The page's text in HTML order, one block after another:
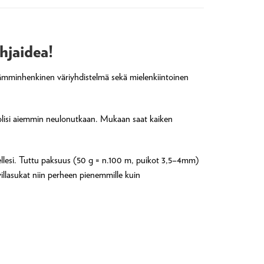
väriyhdistelmä sekä mielenkiintoinen
aiemmin neulonutkaan. Mukaan saat kaiken
Tuttu paksuus (50 g = n.100 m, puikot 3,5–4mm)
niin perheen pienemmille kuin